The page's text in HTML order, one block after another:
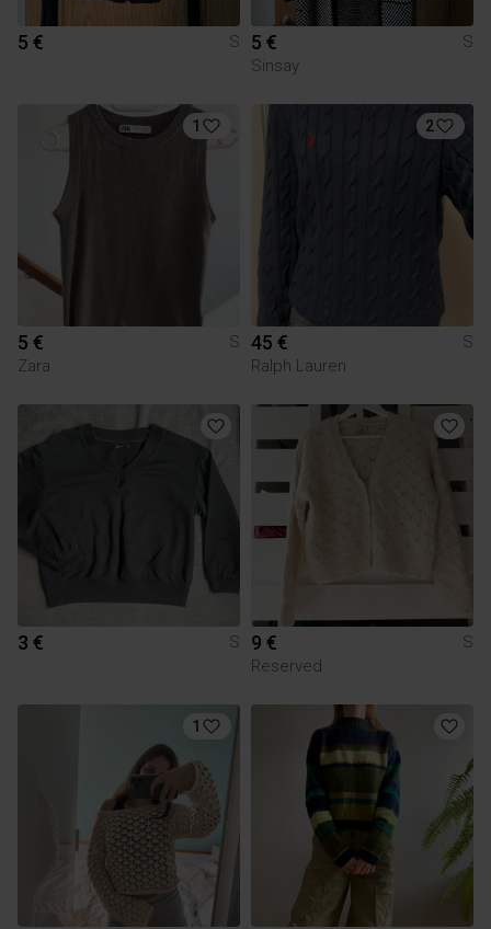
5 € S 5 €
S
Sinsay
1
5 €
S
Zara
2
45 €
S
Ralph Lauren
3 € S 9 €
S
Reserved
1